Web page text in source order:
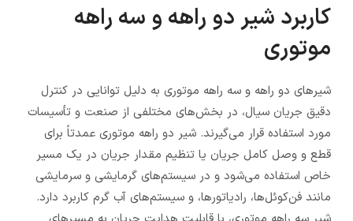
کاربرد شیر دو راهه و سه راهه
موتوری
شیرهای دو راهه و سه راهه موتوری به دلیل توانایی در کنترل
دقیق جریان سیال، در بخش‌های مختلفی از صنعت و تأسیسات
مورد استفاده قرار می‌گیرند. شیر دو راهه موتوری عمدتاً برای
قطع و وصل کامل جریان یا تنظیم مقدار جریان در یک مسیر
خاص استفاده می‌شود و در سیستم‌های گرمایشی و سرمایشی
مانند فن‌کوئل‌ها، رادیاتورها، و سیستم‌های آب گرم کاربرد دارد.